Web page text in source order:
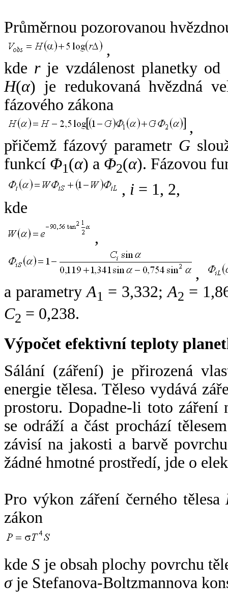
Průměrnou pozorovanou
,
kde rje vzdálenost planetky od
H(α) je redukovaná hvězdná
fázového zákona
,
přičemž fázový parametr G
funkcí Φ1(α) a Φ2(α). Fázovou
, i = 1, 2,
kde
,
,
a parametryA1 = 3,332;A2 =
C2 = 0,238.
Výpočet efektivní teploty
Sálání (záření) je přirozená
energie tělesa. Těleso vydává
prostoru. Dopadne-li toto záření
se odráží a část prochází
závisí na jakosti a barvě
žádné hmotné prostředí, jde o
Pro výkon záření černého tělesa
zákon
kdeS je obsah plochy povrchu
σje Stefanova-Boltzmannova